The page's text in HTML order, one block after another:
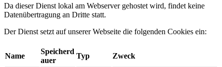
Da dieser Dienst lokal am Webserver gehostet wird, findet keine
Datenübertragung an Dritte statt.
Der Dienst setzt auf unserer Webseite die folgenden Cookies ein:
Name
Speicherd
auer
Typ Zweck